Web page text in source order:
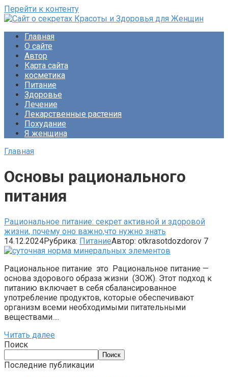
Перейти к контенту
Раскройте тайны ухода за собой, питания и народной
медицины. Советы по похудению и обретению женского
счастья. Будьте прекрасны!
Главная
О сайте
Автор
Карта сайта
косметика
Питание
Здоровье
Лечение
Лекарственные растения
Похудание
Я женщина
Главная
Основы рационального
питания
Рациональное питание: секрет активной и здоровой
жизни, почему оно важно,что нужно знать
14.12.2024Рубрика: ПитаниеАвтор: otkrasotdozdorov 7
Рациональное питание это Рациональное питание —
основа здорового образа жизни (ЗОЖ). Этот подход к
питанию включает в себя сбалансированное
употребление продуктов, которые обеспечивают
организм всеми необходимыми питательными
веществами….
Читать далее
Поиск
Поиск
Последние публикации